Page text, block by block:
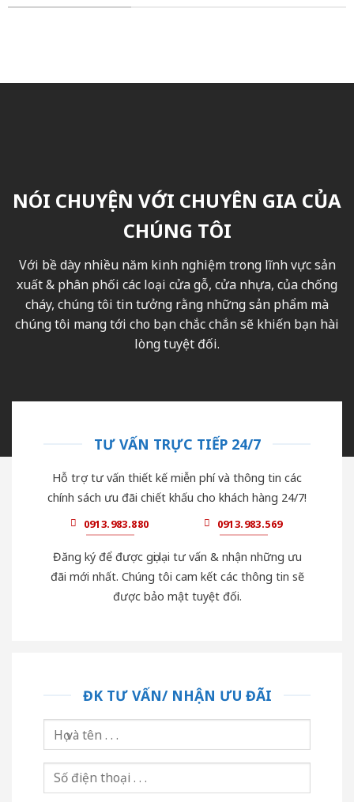
NÓI CHUYỆN VỚI CHUYÊN GIA CỦA
CHÚNG TÔI
Với bề dày nhiều năm kinh nghiệm trong lĩnh vực sản
xuất & phân phối các loại cửa gỗ, cửa nhựa, của chống
cháy, chúng tôi tin tưởng rằng những sản phẩm mà
chúng tôi mang tới cho bạn chắc chắn sẽ khiến bạn hài
lòng tuyệt đối.
TƯ VẤN TRỰC TIẾP 24/7
Hỗ trợ tư vấn thiết kế miễn phí và thông tin các
chính sách ưu đãi chiết khấu cho khách hàng 24/7!
0913.983.880 0913.983.569
Đăng ký để được gọi lại tư vấn & nhận những ưu
đãi mới nhất. Chúng tôi cam kết các thông tin sẽ
được bảo mật tuyệt đối.
ĐK TƯ VẤN/ NHẬN ƯU ĐÃI